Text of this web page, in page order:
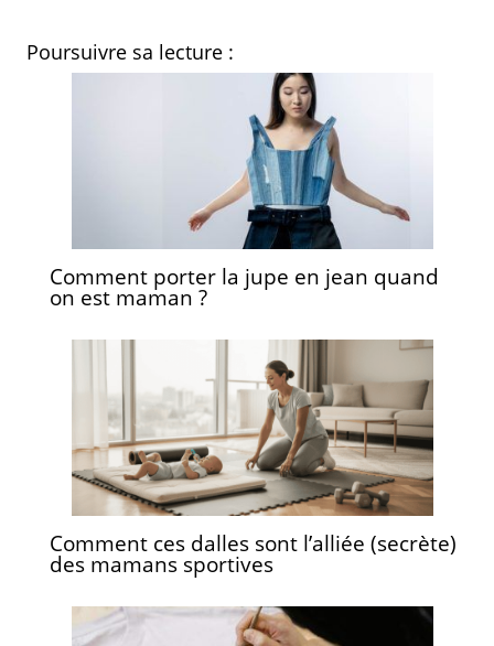
Poursuivre sa lecture :
Comment porter la jupe en jean quand
on est maman ?
Comment ces dalles sont l’alliée (secrète)
des mamans sportives